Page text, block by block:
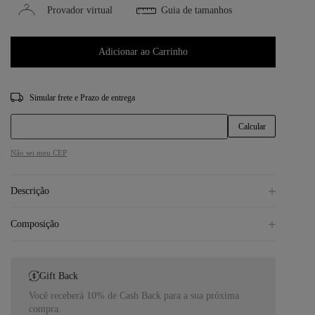
Provador virtual Guia de tamanhos
Adicionar ao Carrinho
CEP
Não sei meu CEP
Descrição
Composição
Gift Back
Você receberá 10% de Cash Back para a sua próxima
compra.